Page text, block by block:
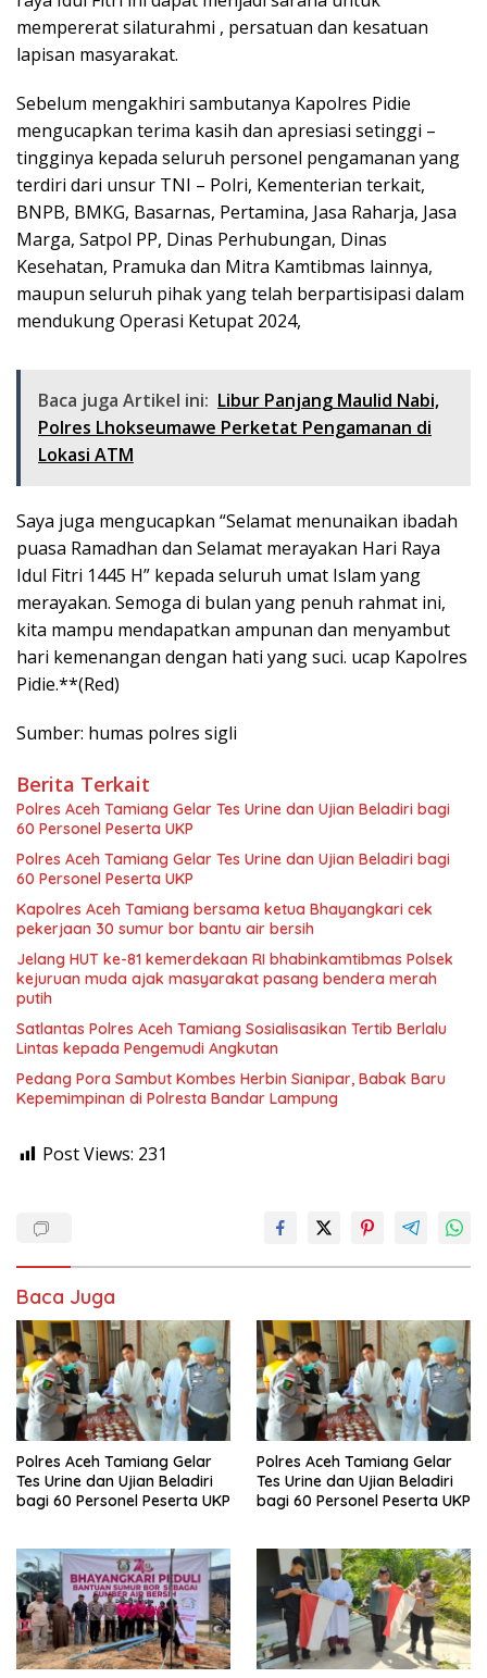
mempererat silaturahmi , persatuan dan kesatuan
lapisan masyarakat.
Sebelum mengakhiri sambutanya Kapolres Pidie
mengucapkan terima kasih dan apresiasi setinggi –
tingginya kepada seluruh personel pengamanan yang
terdiri dari unsur TNI – Polri, Kementerian terkait,
BNPB, BMKG, Basarnas, Pertamina, Jasa Raharja, Jasa
Marga, Satpol PP, Dinas Perhubungan, Dinas
Kesehatan, Pramuka dan Mitra Kamtibmas lainnya,
maupun seluruh pihak yang telah berpartisipasi dalam
mendukung Operasi Ketupat 2024,
Baca juga Artikel ini: Libur Panjang Maulid Nabi,
Polres Lhokseumawe Perketat Pengamanan di
Lokasi ATM
Saya juga mengucapkan “Selamat menunaikan ibadah
puasa Ramadhan dan Selamat merayakan Hari Raya
Idul Fitri 1445 H” kepada seluruh umat Islam yang
merayakan. Semoga di bulan yang penuh rahmat ini,
kita mampu mendapatkan ampunan dan menyambut
hari kemenangan dengan hati yang suci. ucap Kapolres
Pidie.**(Red)
Sumber: humas polres sigli
Berita Terkait
Polres Aceh Tamiang Gelar Tes Urine dan Ujian Beladiri bagi
60 Personel Peserta UKP
Polres Aceh Tamiang Gelar Tes Urine dan Ujian Beladiri bagi
60 Personel Peserta UKP
Kapolres Aceh Tamiang bersama ketua Bhayangkari cek
pekerjaan 30 sumur bor bantu air bersih
Jelang HUT ke-81 kemerdekaan RI bhabinkamtibmas Polsek
kejuruan muda ajak masyarakat pasang bendera merah
putih
Satlantas Polres Aceh Tamiang Sosialisasikan Tertib Berlalu
Lintas kepada Pengemudi Angkutan
Pedang Pora Sambut Kombes Herbin Sianipar, Babak Baru
Kepemimpinan di Polresta Bandar Lampung
Post Views: 231
Baca Juga
Polres Aceh Tamiang Gelar
Tes Urine dan Ujian Beladiri
bagi 60 Personel Peserta UKP
Polres Aceh Tamiang Gelar
Tes Urine dan Ujian Beladiri
bagi 60 Personel Peserta UKP